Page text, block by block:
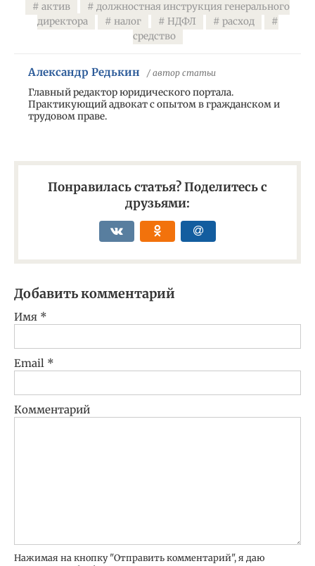
актив
должностная инструкция генерального
директора
налог НДФЛ
расход
средство
Александр Редькин / автор статьи
Главный редактор юридического портала.
Практикующий адвокат с опытом в гражданском и
трудовом праве.
Понравилась статья? Поделитесь с
друзьями:
Добавить комментарий
Имя *
Email *
Комментарий
Нажимая на кнопку "Отправить комментарий", я даю